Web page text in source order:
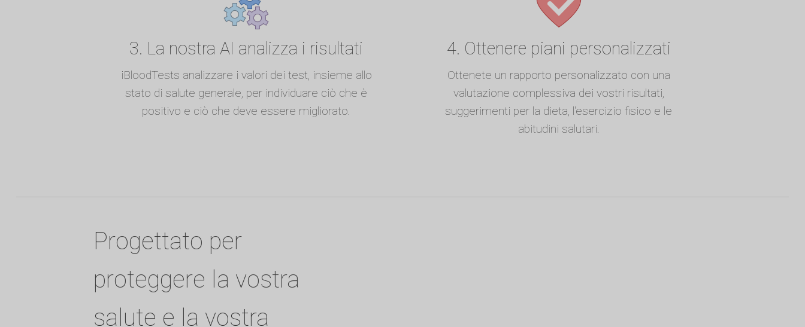
3. La nostra AI analizza i risultati
iBloodTests analizzare i valori dei test, insieme allo
stato di salute generale, per individuare ciò che è
positivo e ciò che deve essere migliorato.
4. Ottenere piani personalizzati
Ottenete un rapporto personalizzato con una
valutazione complessiva dei vostri risultati,
suggerimenti per la dieta, l'esercizio fisico e le
abitudini salutari.
Progettato per
proteggere la vostra
salute e la vostra